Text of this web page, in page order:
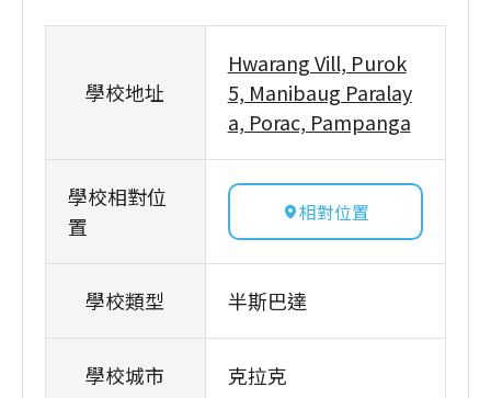
學校地址
Hwarang Vill, Purok
5, Manibaug Paralay
a, Porac, Pampanga
學校相對位
置
相對位置
學校類型 半斯巴達
學校城市 克拉克